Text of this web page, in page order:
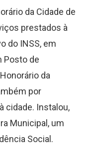
da Cidade de
prestados à
do INSS, em
Posto de
da
por
cidade. Instalou,
Municipal, um
Social.